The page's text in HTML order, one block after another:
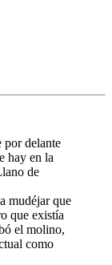
por delante
hay en la
de
mudéjar que
que existía
el molino,
como